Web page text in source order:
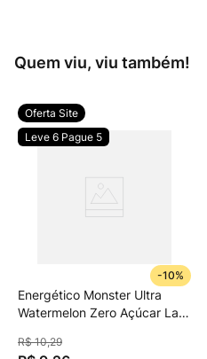
Quem viu, viu também!
Oferta Site
Leve 6 Pague 5
-10%
Energético Monster Ultra
Watermelon Zero Açúcar Lata
R$ 10,29